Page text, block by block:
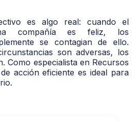
es algo real: cuando el
compañía es feliz, los
se contagian de ello.
son adversas, los
Como especialista en Recursos
acción eficiente es ideal para